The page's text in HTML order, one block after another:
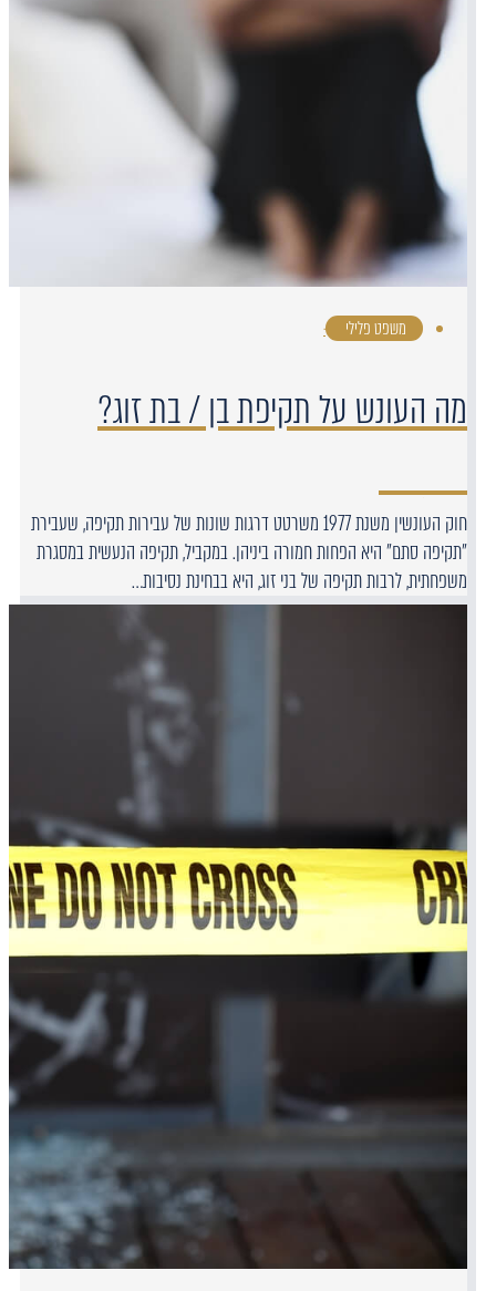
משפט פלילי ·
מה העונש על תקיפת בן / בת זוג?
חוק העונשין משנת 1977 משרטט דרגות שונות של עבירות תקיפה, שעבירת
"תקיפה סתם" היא הפחות חמורה ביניהן. במקביל, תקיפה הנעשית במסגרת
משפחתית, לרבות תקיפה של בני זוג, היא בבחינת נסיבות…